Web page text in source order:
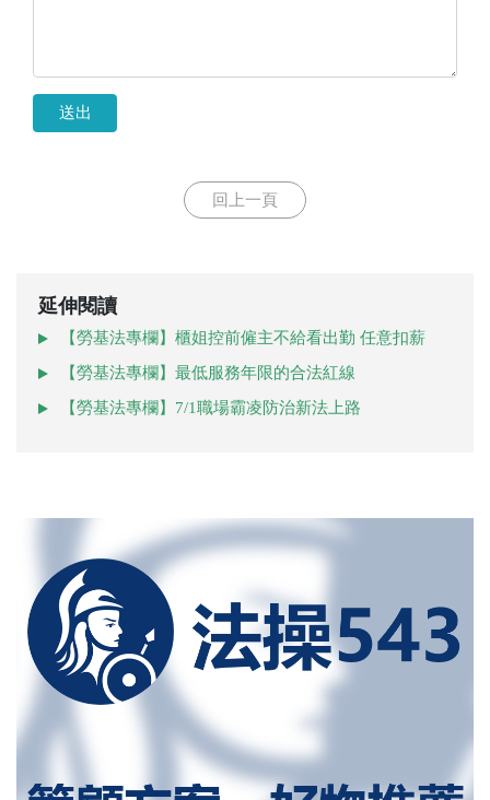
送出
回上一頁
延伸閱讀
【勞基法專欄】櫃姐控前僱主不給看出勤 任意扣薪
【勞基法專欄】最低服務年限的合法紅線
【勞基法專欄】7/1職場霸凌防治新法上路